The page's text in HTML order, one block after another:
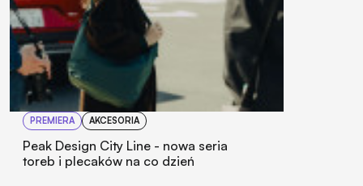
PREMIERA AKCESORIA
Peak Design City Line - nowa seria
toreb i plecaków na co dzień